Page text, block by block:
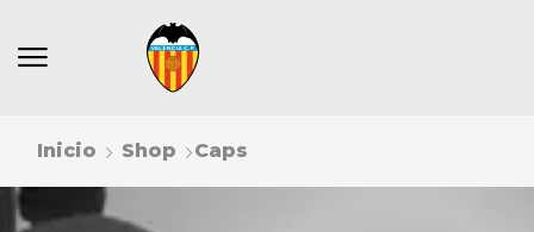
Inicio Shop Caps